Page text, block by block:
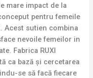
mare impact de la
pentru femeile
Acest sutien combina
nevoile femeilor in
Fabrica RUXI
ca bază și cercetarea
se să facă fiecare